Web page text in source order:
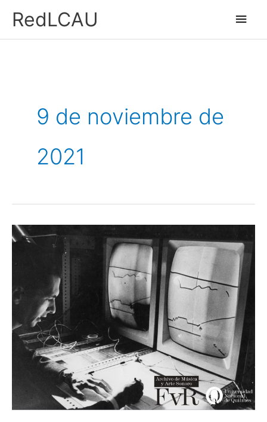
RedLCAU
9 de noviembre de
2021
Universidad
de
UNQ